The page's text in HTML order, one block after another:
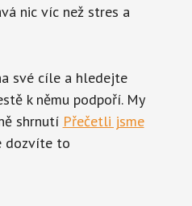
nic víc než stres a
své cíle a hledejte
k němu podpoří. My
shrnutí Přečetli jsme
dozvíte to